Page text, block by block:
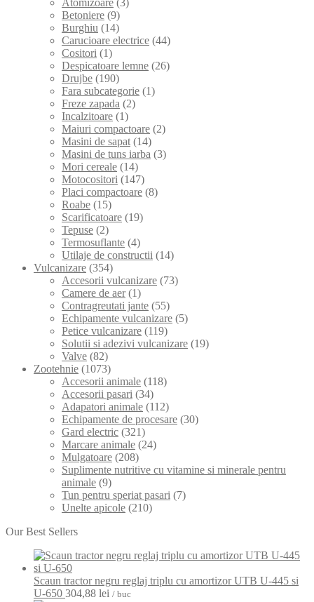
Betoniere (9)
Burghiu (14)
Carucioare electrice (44)
Cositori (1)
Despicatoare lemne (26)
Drujbe (190)
Fara subcategorie (1)
Freze zapada (2)
Incalzitoare (1)
Maiuri compactoare (2)
Masini de sapat (14)
Masini de tuns iarba (3)
Mori cereale (14)
Motocositori (147)
Placi compactoare (8)
Roabe (15)
Scarificatoare (19)
Tepuse (2)
Termosuflante (4)
Utilaje de constructii (14)
Vulcanizare (354)
Accesorii vulcanizare (73)
Camere de aer (1)
Contragreutati jante (55)
Echipamente vulcanizare (5)
Petice vulcanizare (119)
Solutii si adezivi vulcanizare (19)
Valve (82)
Zootehnie (1073)
Accesorii animale (118)
Accesorii pasari (34)
Adapatori animale (112)
Echipamente de procesare (30)
Gard electric (321)
Marcare animale (24)
Mulgatoare (208)
Suplimente nutritive cu vitamine si minerale pentru
animale (9)
Tun pentru speriat pasari (7)
Unelte apicole (210)
Our Best Sellers
Scaun tractor negru reglaj triplu cu amortizor UTB U-445 si
U-650 304,88 lei / buc